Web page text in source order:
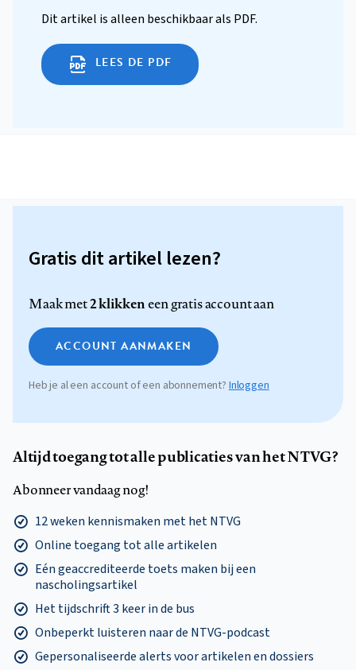
Dit artikel is alleen beschikbaar als PDF.
LEES DE PDF
Gratis dit artikel lezen?
Maak met2 klikkeneen gratis account aan
ACCOUNT AANMAKEN
Heb je al een account of een abonnement? Inloggen
Altijd toegang tot alle publicaties van het NTVG?
Abonneer vandaag nog!
12 weken kennismaken met het NTVG
Online toegang tot alle artikelen
Eén geaccrediteerde toets maken bij een
nascholingsartikel
Het tijdschrift 3 keer in de bus
Onbeperkt luisteren naar de NTVG-podcast
Gepersonaliseerde alerts voor artikelen en dossiers